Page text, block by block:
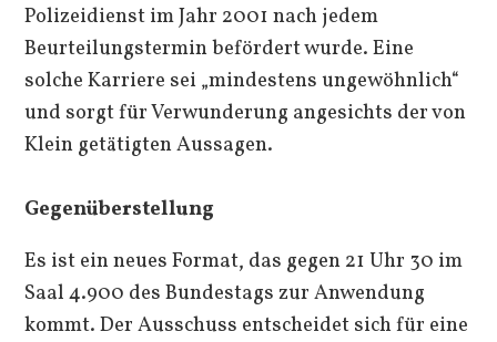
Polizeidienst im Jahr 2001 nach jedem
Beurteilungstermin befördert wurde. Eine
solche Karriere sei „mindestens ungewöhnlich“
und sorgt für Verwunderung angesichts der von
Klein getätigten Aussagen.
Gegenüberstellung
Es ist ein neues Format, das gegen 21 Uhr 30 im
Saal 4.900 des Bundestags zur Anwendung
kommt. Der Ausschuss entscheidet sich für eine